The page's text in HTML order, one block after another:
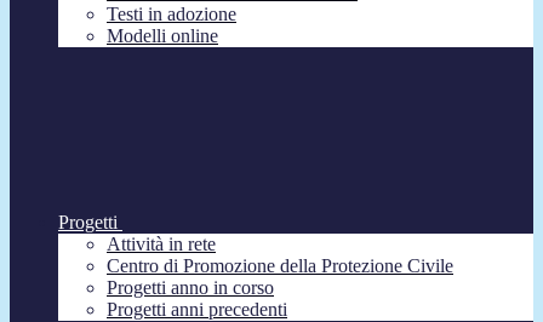
Testi in adozione
Modelli online
Progetti
Attività in rete
Centro di Promozione della Protezione Civile
Progetti anno in corso
Progetti anni precedenti